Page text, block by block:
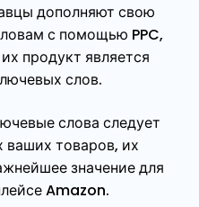
дополняют свою
с помощью PPC,
продукт является
слов.
слова следует
ваших товаров, их
значение для
Amazon.